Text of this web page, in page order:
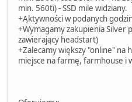
min. 560ti) - SSD mile widziany.
+Ąktywności w podanych
+Wymagamy zakupienia Silver
zawierający headstart)
+Zalecamy większy "online" na
miejsce na farmę, farmhouse i